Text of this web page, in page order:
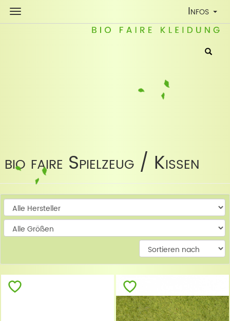
Toggle
Infos
bio faire Spielzeug / Kissen